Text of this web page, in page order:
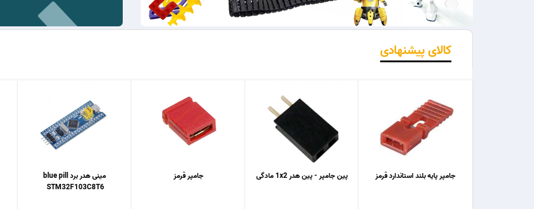
کالای پیشنهادی
مینی هدر برد blue pill
STM32F103C8T6
جامپر قرمز پین جامپر - پین هدر 1x2 مادگی جامپر پایه بلند استاندارد قرمز